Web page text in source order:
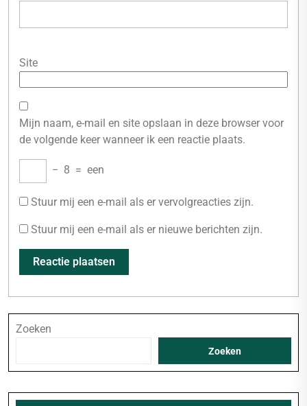
Site
Mijn naam, e-mail en site opslaan in deze browser voor
de volgende keer wanneer ik een reactie plaats.
− 8 = een
Stuur mij een e-mail als er vervolgreacties zijn.
Stuur mij een e-mail als er nieuwe berichten zijn.
Zoeken
Zoeken